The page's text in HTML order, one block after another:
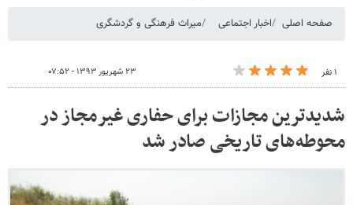
صفحه اصلی اخبار اجتماعی میراث فرهنگی و گردشگری
۱ نفر ۲۳ شهریور ۱۳۹۳ - ۰۷:۵۲
شدیدترین مجازات برای حفاری غیرمجاز در
محوطه‌های تاریخی صادر شد